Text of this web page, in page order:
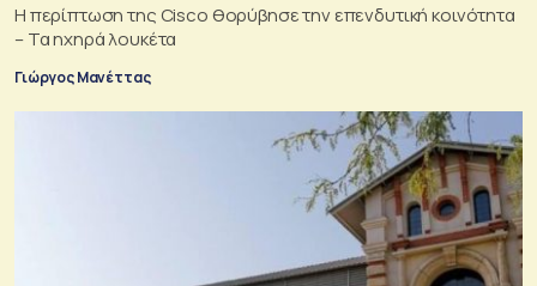
Η περίπτωση της Cisco θορύβησε την επενδυτική κοινότητα
– Τα ηχηρά λουκέτα
Γιώργος Μανέττας